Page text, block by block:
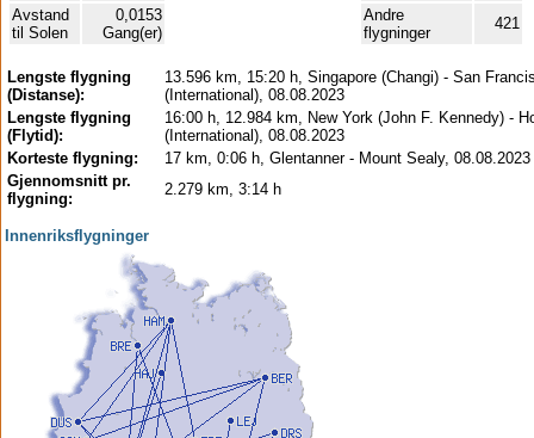
Avstand
til Solen
0,0153
Gang(er)
Andre
flygninger
421
Lengste flygning
(Distanse):
13.596 km, 15:20 h, Singapore (Changi) - San
(International), 08.08.2023
Lengste flygning
(Flytid):
16:00 h, 12.984 km, New York (John F. Kennedy) -
(International), 08.08.2023
Korteste flygning:
17 km, 0:06 h, Glentanner - Mount Sealy, 08.08.2023
Gjennomsnitt pr.
flygning:
2.279 km, 3:14 h
Innenriksflygninger